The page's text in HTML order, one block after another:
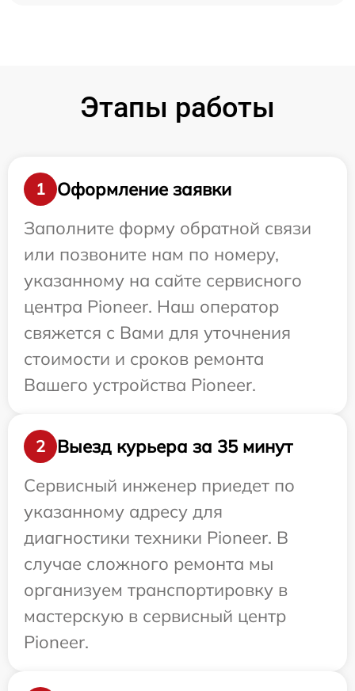
Этапы работы
1
Оформление заявки
Заполните форму обратной связи
или позвоните нам по номеру,
указанному на сайте сервисного
центра Pioneer. Наш оператор
свяжется с Вами для уточнения
стоимости и сроков ремонта
Вашего устройства Pioneer.
2
Выезд курьера за 35 минут
Сервисный инженер приедет по
указанному адресу для
диагностики техники Pioneer. В
случае сложного ремонта мы
организуем транспортировку в
мастерскую в сервисный центр
Pioneer.